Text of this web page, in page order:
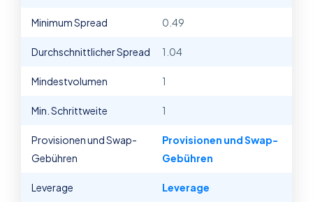
Minimum Spread 0.49
Durchschnittlicher Spread 1.04
Mindestvolumen 1
Min. Schrittweite 1
Provisionen und Swap-
Gebühren
Provisionen und Swap-
Gebühren
Leverage Leverage